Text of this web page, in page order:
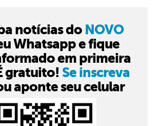
notícias do NOVO
Whatsapp e fique
em primeira
gratuito! Se inscreva
aponte seu celular